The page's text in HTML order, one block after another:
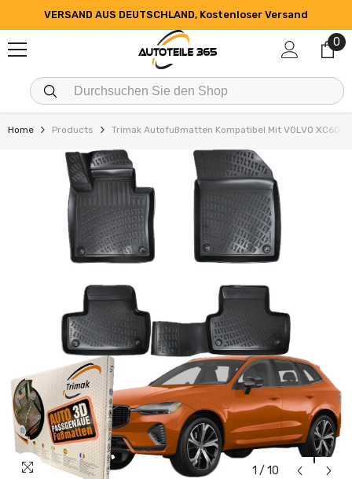
VERSAND AUS DEUTSCHLAND, Kostenloser Versand
0
0
Home Products Trimak Autofußmatten Kompatibel Mit VOLVO XC60
1 / 10